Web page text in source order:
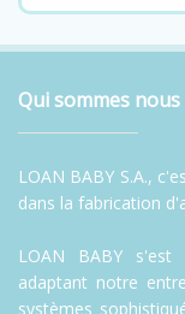
Qui sommes nous
LOAN BABY S.A.,
dans la fabrication
LOAN BABY
adaptant notre
systèmes